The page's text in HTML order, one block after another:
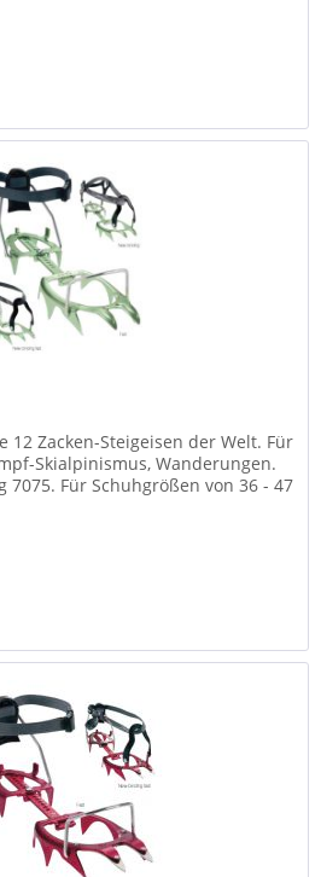
12 Zacken-Steigeisen der Welt. Für
Skialpinismus, Wanderungen.
Für Schuhgrößen von 36 - 47